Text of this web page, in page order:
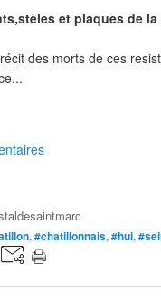
et plaques de
des morts de ces
, #chatillonnais, #hui,